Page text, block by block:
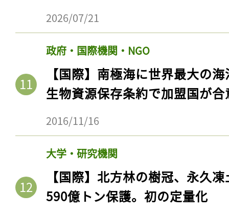
2026/07/21
政府・国際機関・NGO
【国際】南極海に世界最大の
生物資源保存条約で加盟国が合
2016/11/16
大学・研究機関
【国際】北方林の樹冠、永久
590億トン保護。初の定量化